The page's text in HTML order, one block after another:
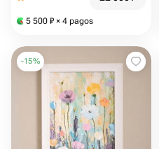
5 500 ₽ × 4 pagos
-15%